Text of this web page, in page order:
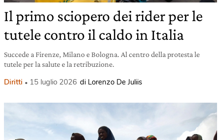
Il primo sciopero dei rider per le
tutele contro il caldo in Italia
Succede a Firenze, Milano e Bologna. Al centro della protesta le
tutele per la salute e la retribuzione.
Diritti 15 luglio 2026 di Lorenzo De Juliis